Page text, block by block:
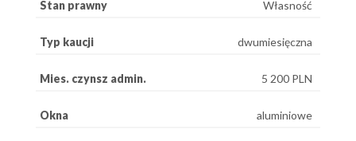
Stan prawny Własność
Typ kaucji dwumiesięczna
Mies. czynsz admin. 5 200 PLN
Okna aluminiowe